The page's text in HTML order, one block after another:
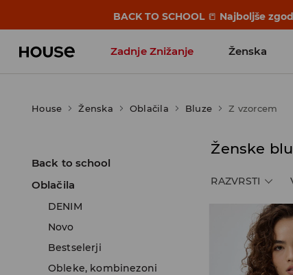
BACK TO SCHOOL 📒 Najboljše
Zadnje Znižanje Ženska
House Ženska Oblačila Bluze Z vzorcem
Back to school
Oblačila
DENIM
Novo
Bestselerji
Obleke, kombinezoni
Ženske
RAZVRSTI